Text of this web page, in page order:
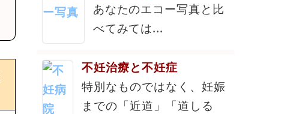
あなたのエコー写真と比
べてみては...
不妊治療と不妊症
特別なものではなく、妊娠
までの「近道」「道しる